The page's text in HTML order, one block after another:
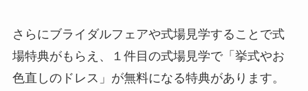
さらにブライダルフェアや式場見学することで式
場特典がもらえ、１件目の式場見学で「挙式やお
色直しのドレス」が無料になる特典があります。